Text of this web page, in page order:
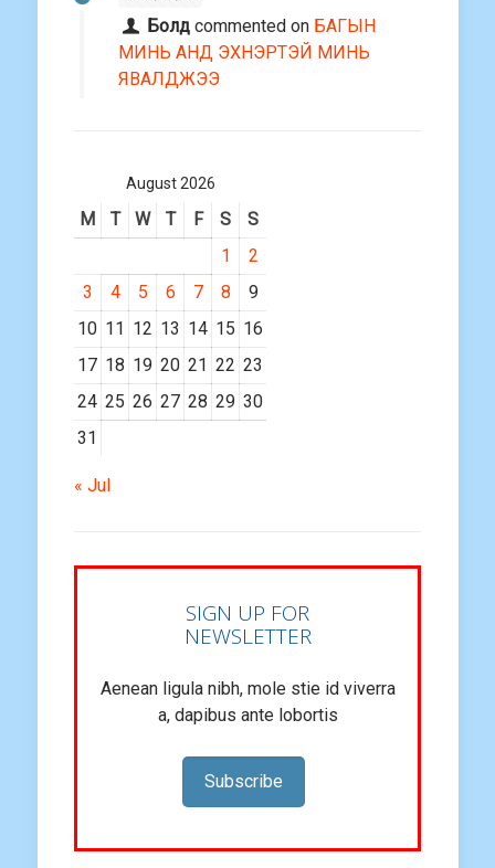
Болд commented on БАГЫН
МИНЬ АНД ЭХНЭРТЭЙ МИНЬ
ЯВАЛДЖЭЭ
August 2026
M T W T F S
S
1
2
3
4 5 6 7 8
9
10 11 12 13 14 15 16
17 18 19 20 21 22 23
24 25 26 27 28 29 30
31
« Jul
SIGN UP FOR
NEWSLETTER
Aenean ligula nibh, mole stie id viverra
a, dapibus ante lobortis
Subscribe